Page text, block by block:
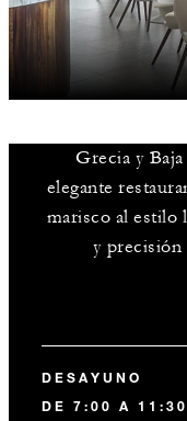
Grecia y
elegante
marisco al estilo
y precisión
DESAYUNO
DE 7:00 A 11:30